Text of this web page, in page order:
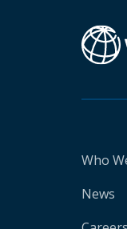
Who
News